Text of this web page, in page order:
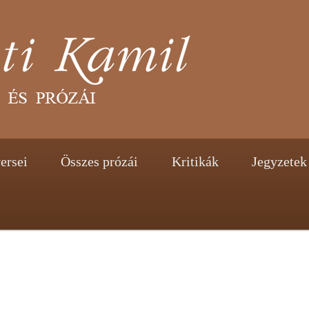
Összes prózái Kritikák Jegyzetek